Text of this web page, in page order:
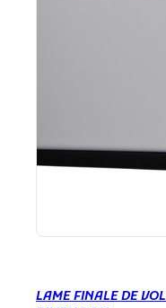
LAME FINALE DE